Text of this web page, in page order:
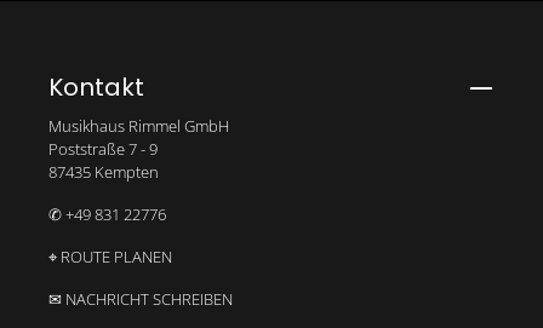
Kontakt
Musikhaus Rimmel GmbH
Poststraße 7 - 9
87435 Kempten
✆ +49 831 22776
⌖ ROUTE PLANEN
✉ NACHRICHT SCHREIBEN